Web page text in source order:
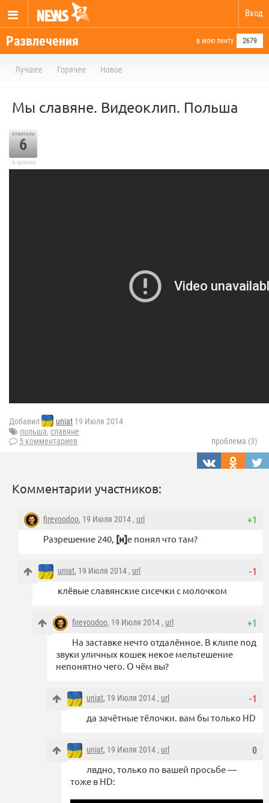
Вход
Развлечения в мою ленту 2679
Лучшее Горячее Новое
Мы славяне. Видеоклип. Польша
отметили
6
в архиве
Добавил uniat 19 Июля 2014
польша, славяне
5 комментариев
проблема (3)
Комментарии участников:
+1
firevoodoo, 19 Июля 2014 , url
Разрешение 240, [н]е понял что там?
-1
uniat, 19 Июля 2014 , url
клёвые славянские сисечки с молочком
+1
firevoodoo, 19 Июля 2014 , url
На заставке нечто отдалённое. В клипе под
звуки уличных кошек некое мельтешение
непонятно чего. О чём вы?
-1
uniat, 19 Июля 2014 , url
да зачётные тёлочки. вам бы только HD
0
uniat, 19 Июля 2014 , url
лвдно, только по вашей просьбе —
тоже в HD: